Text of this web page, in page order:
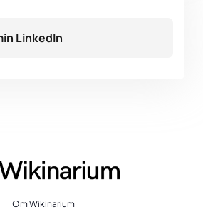
LinkedIn
Om Wikinarium